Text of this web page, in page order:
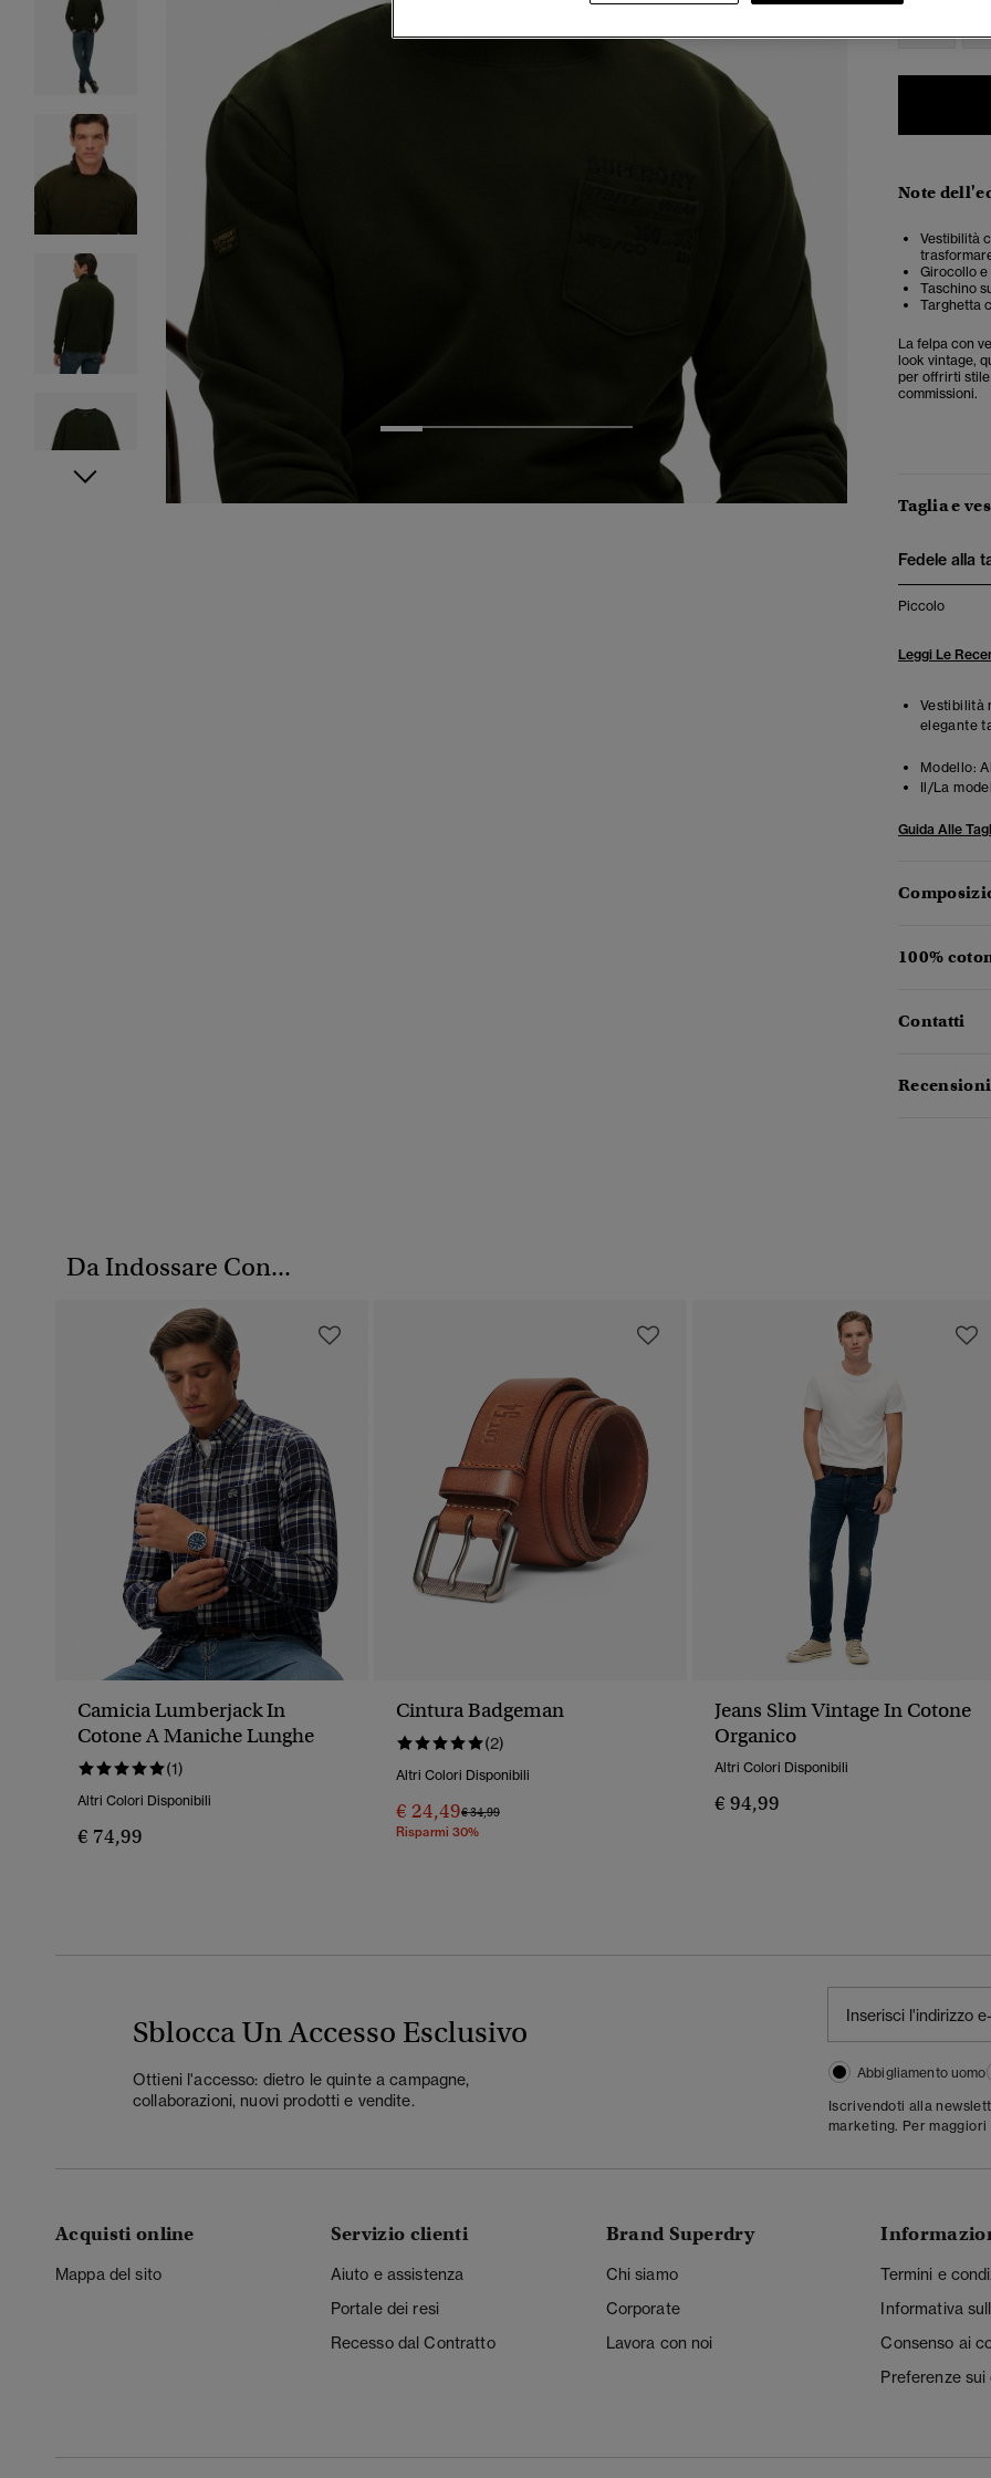
Note
Vestibilità
Girocollo
Taschino
Targhetta
La felpa con
look vintage,
per offrirti
commissioni.
Taglia e
Fedele alla
Piccolo
Leggi Le
Vestibilità
elegante
Modello:
Il/La
Guida Alle
100%
Contatti
Da Indossare Con...
Camicia Lumberjack In
Cotone A Maniche Lunghe
(1)
Altri Colori Disponibili
€ 74,99
Cintura Badgeman
(2)
Altri Colori Disponibili
€ 24,49Prezzo Ridotto Da
€ 34,99A
Risparmi 30%
Jeans Slim Vintage In Cotone
Organico
Altri Colori Disponibili
€ 94,99
Sblocca Un Accesso Esclusivo
Ottieni l'accesso: dietro le quinte a campagne,
collaborazioni, nuovi prodotti e vendite.
Abbigliamento uomo
Iscrivendoti alla
marketing. Per
Acquisti online
Mappa del sito
Servizio clienti
Aiuto e assistenza
Portale dei resi
Recesso dal Contratto
Brand Superdry
Chi siamo
Corporate
Lavora con noi
Termini e
Informativa
Consenso ai
Preferenze